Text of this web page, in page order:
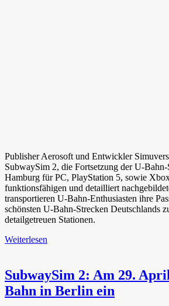
Publisher Aerosoft und Entwickler
SubwaySim 2, die Fortsetzung der U-
Hamburg für PC, PlayStation 5, sowie
funktionsfähigen und detailliert
transportieren U-Bahn-Enthusiasten ihre
schönsten U-Bahn-Strecken Deutschlands
detailgetreuen Stationen.
Weiterlesen
SubwaySim 2: Am 29.
Bahn in Berlin ein